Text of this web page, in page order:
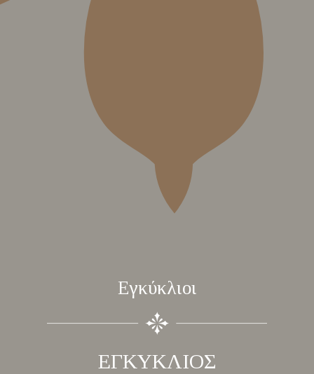
Εγκύκλιοι
ΕΓΚΥΚΛΙΟΣ